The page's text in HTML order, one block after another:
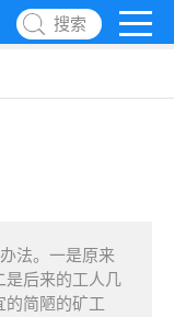
搜索
法。一是原来
是后来的工人几
的简陋的矿工